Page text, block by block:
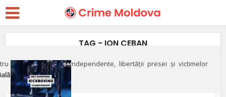
apărarea justiției independente, libertății presei și victimelor
TAG - ION CEBAN
Politic